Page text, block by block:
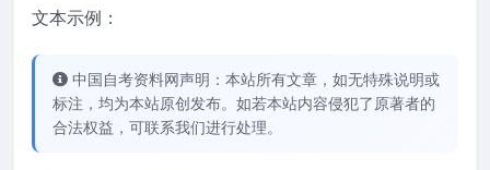
文本示例：
中国自考资料网声明：本站所有文章，如无特殊说明或
标注，均为本站原创发布。如若本站内容侵犯了原著者的
合法权益，可联系我们进行处理。